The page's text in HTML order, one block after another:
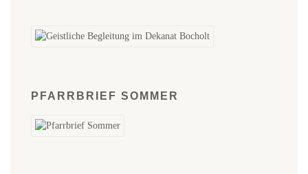
PFARRBRIEF SOMMER